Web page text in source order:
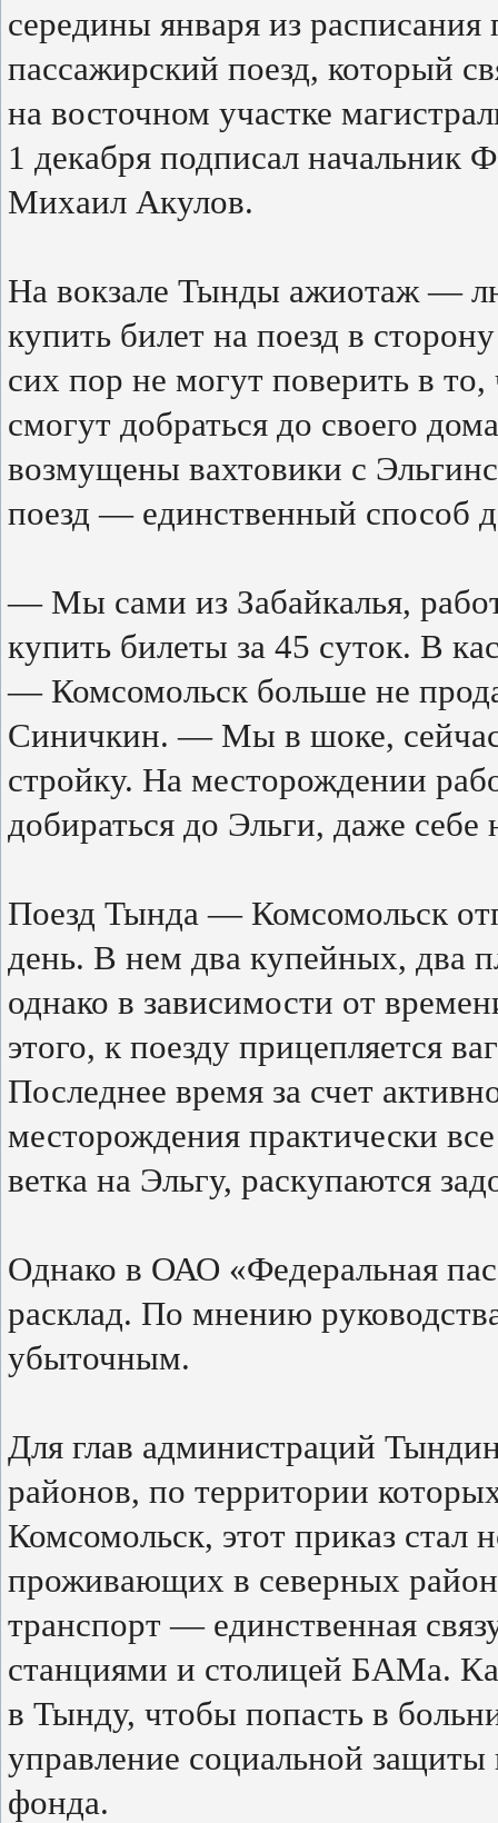
середины января из
пассажирский поезд, который
на восточном участке
1 декабря подписал начальник
Михаил Акулов.
На вокзале Тынды ажиотаж —
купить билет на поезд в
сих пор не могут поверить в
смогут добраться до своего
возмущены вахтовики с
поезд — единственный способ
— Мы сами из Забайкалья,
купить билеты за 45 суток. В
— Комсомольск больше не
Синичкин. — Мы в шоке, сейчас
стройку. На месторождении
добираться до Эльги, даже себе
Поезд Тында — Комсомольск
день. В нем два купейных, два
однако в зависимости от
этого, к поезду прицепляется
Последнее время за счет
месторождения практически
ветка на Эльгу, раскупаются
Однако в ОАО «Федеральная
расклад. По мнению
убыточным.
Для глав администраций
районов, по территории
Комсомольск, этот приказ
проживающих в северных
транспорт — единственная
станциями и столицей БАМа.
в Тынду, чтобы попасть в
управление социальной защиты
фонда.